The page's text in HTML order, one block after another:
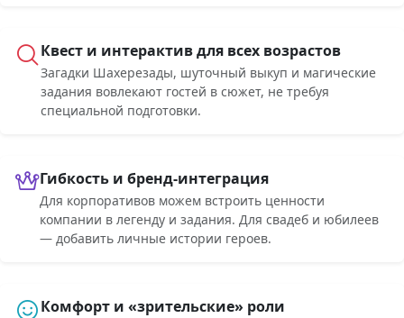
Квест и интерактив для всех возрастов
Загадки Шахерезады, шуточный выкуп и магические
задания вовлекают гостей в сюжет, не требуя
специальной подготовки.
Гибкость и бренд-интеграция
Для корпоративов можем встроить ценности
компании в легенду и задания. Для свадеб и юбилеев
— добавить личные истории героев.
Комфорт и «зрительские» роли